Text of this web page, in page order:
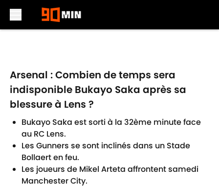
Arsenal : Combien de temps sera
indisponible Bukayo Saka après sa
blessure à Lens ?
Bukayo Saka est sorti à la 32ème minute face
au RC Lens.
Les Gunners se sont inclinés dans un Stade
Bollaert en feu.
Les joueurs de Mikel Arteta affrontent samedi
Manchester City.